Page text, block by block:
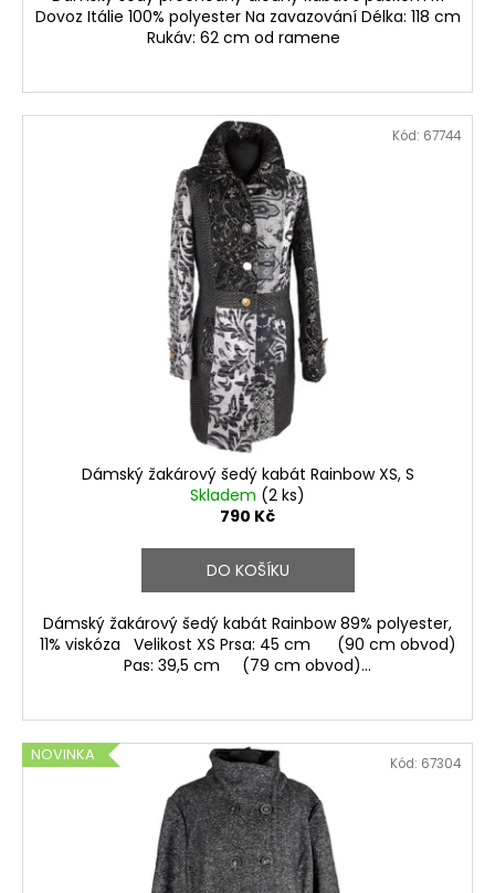
Dovoz Itálie 100% polyester Na zavazování Délka: 118 cm
Rukáv: 62 cm od ramene
Dámský žakárový šedý kabát Rainbow XS, S
Skladem (2 ks)
790 Kč
DO KOŠÍKU
Dámský žakárový šedý kabát Rainbow 89% polyester,
11% viskóza Velikost XS Prsa: 45 cm (90 cm obvod)
Pas: 39,5 cm (79 cm obvod)...
Kód: 67744
NOVINKA Kód: 67304